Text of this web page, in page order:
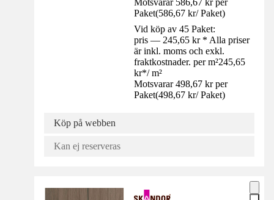
Paket(586,67 kr/ Paket)
Vid köp av 45 Paket:
pris — 245,65 kr * Alla priser
är inkl. moms och exkl.
fraktkostnader. per m²245,65
kr*/ m²
Motsvarar 498,67 kr per
Paket(498,67 kr/ Paket)
Köp på webben
Kan ej reserveras